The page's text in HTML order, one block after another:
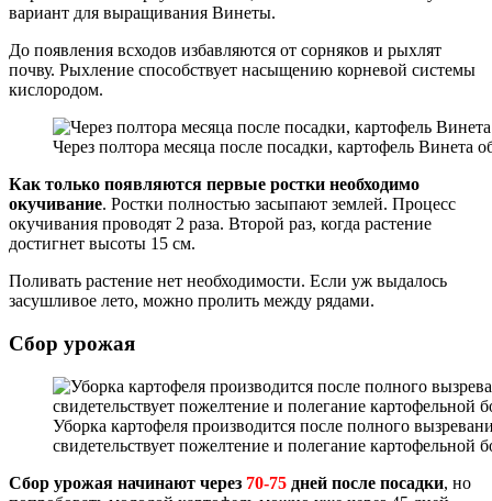
вариант для выращивания Винеты.
До появления всходов избавляются от сорняков и рыхлят
почву. Рыхление способствует насыщению корневой системы
кислородом.
Через полтора месяца после посадки, картофель Винета
Как только появляются первые ростки необходимо
окучивание. Ростки полностью засыпают землей. Процесс
окучивания проводят 2 раза. Второй раз, когда растение
достигнет высоты 15 см.
Поливать растение нет необходимости. Если уж выдалось
засушливое лето, можно пролить между рядами.
Сбор урожая
Уборка картофеля производится после полного
свидетельствует пожелтение и полегание картофельной
Сбор урожая начинают через 70-75 дней после посадки, но